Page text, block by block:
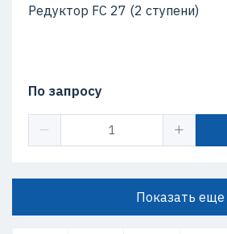
Редуктор FC 27 (2 ступени)
По запросу
Показать еще